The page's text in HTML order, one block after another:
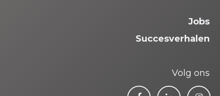
Jobs
Succesverhalen
Volg ons